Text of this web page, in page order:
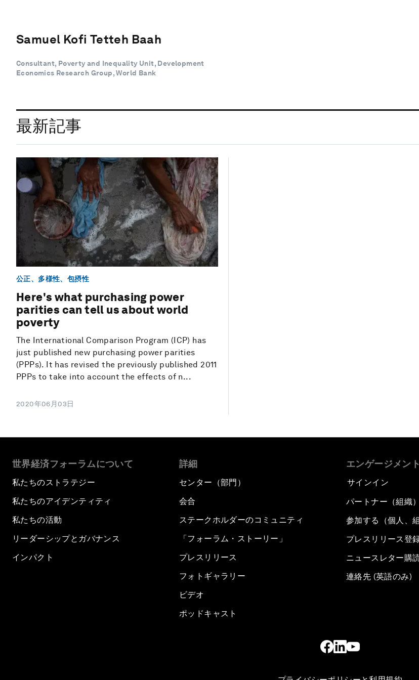
Samuel Kofi Tetteh Baah
Consultant, Poverty and Inequality Unit, Development
Economics Research Group, World Bank
最新記事
公正、多様性、包摂性
Here's what purchasing power
parities can tell us about world
poverty
The International Comparison Program (ICP) has
just published new purchasing power parities
(PPPs). It has revised the previously published 2011
PPPs to take into account the effects of n...
2020年06月03日
世界経済フォーラムについて
私たちのストラテジー
私たちのアイデンティティ
私たちの活動
リーダーシップとガバナンス
インパクト
詳細
センター（部門）
会合
ステークホルダーのコミュニティ
「フォーラム・ストーリー」
プレスリリース
フォトギャラリー
ビデオ
ポッドキャスト
エンゲージメント
サインイン
パートナー（組織
参加する（個人、組
プレスリリース登
ニュースレター購
連絡先 (英語のみ)